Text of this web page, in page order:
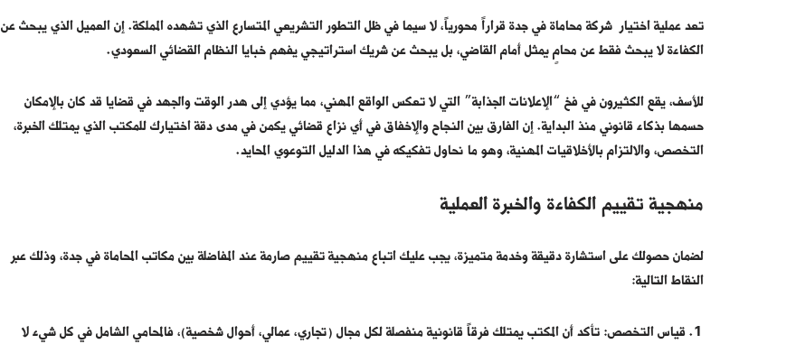
تعد عملية اختيار شركة محاماة في جدةقراراً محورياً، لا سيما في ظل التطور التشريعي المتسارع الذي تشهده المملكة. إن العميل الذي يبحث عن
الكفاءة لا يبحث فقط عن محامٍ يمثل أمام القاضي، بل يبحث عن شريك استراتيجي يفهم خبايا النظام القضائي السعودي.
للأسف، يقع الكثيرون في فخ “الإعلانات الجذابة” التي لا تعكس الواقع المهني، مما يؤدي إلى هدر الوقت والجهد في قضايا قد كان بالإمكان
حسمها بذكاء قانوني منذ البداية. إن الفارق بين النجاح والإخفاق في أي نزاع قضائي يكمن في مدى دقة اختيارك للمكتب الذي يمتلك الخبرة،
التخصص، والالتزام بالأخلاقيات المهنية، وهو ما نحاول تفكيكه في هذا الدليل التوعوي المحايد.
منهجية تقييم الكفاءة والخبرة العملية
لضمان حصولك على استشارة دقيقة وخدمة متميزة، يجب عليك اتباع منهجية تقييم صارمة عند المفاضلة بين مكاتب المحاماة في جدة، وذلك عبر
النقاط التالية:
قياس التخصص: تأكد أن المكتب يمتلك فرقاً قانونية منفصلة لكل مجال (تجاري، عمالي، أحوال شخصية)، فالمحامي الشامل في كل شيء لا